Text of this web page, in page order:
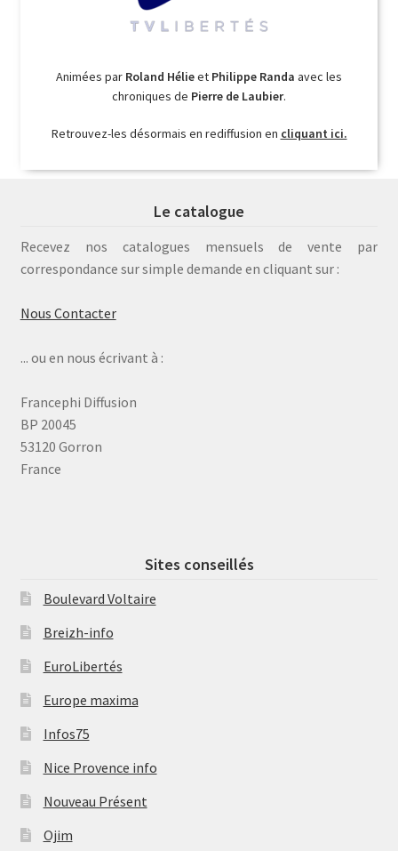
Animées par Roland Hélieet Philippe Randa avec les
chroniques de Pierre de Laubier.
Retrouvez-les désormais en rediffusion en cliquant ici.
Le catalogue
Recevez nos catalogues mensuels de vente par
correspondance sur simple demande en cliquant sur :
Nous Contacter
... ou en nous écrivant à :
Francephi Diffusion
BP 20045
53120 Gorron
France
Sites conseillés
Boulevard Voltaire
Breizh-info
EuroLibertés
Europe maxima
Infos75
Nice Provence info
Nouveau Présent
Ojim